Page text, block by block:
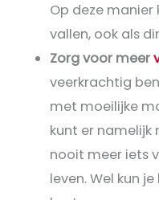
Op deze
vallen, ook als
Zorg voor meer
veerkrachtig
met moeilijke
kunt er namelijk
nooit meer iets
leven. Wel kun